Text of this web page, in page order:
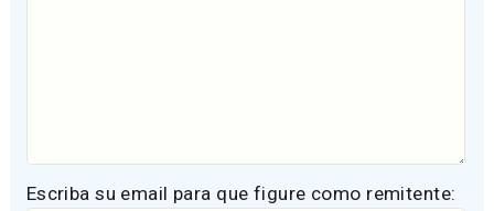
Escriba su email para que figure como remitente: